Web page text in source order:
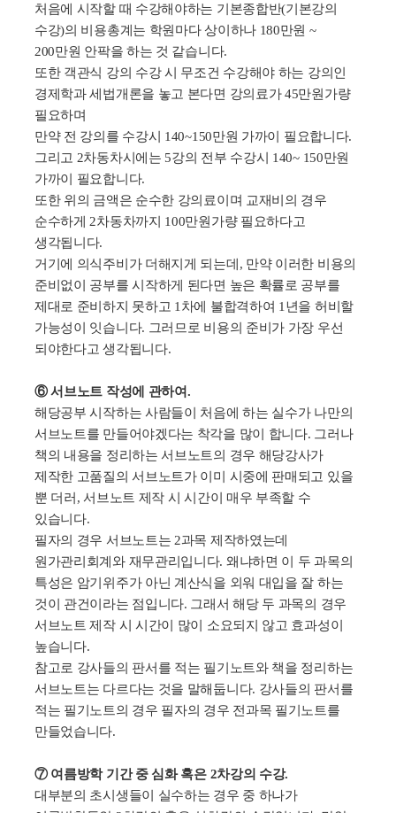
처음에 시작할 때 수강해야하는 기본종합반(기본강의
수강)의 비용총계는 학원마다 상이하나180만원 ~
200만원 안팍을 하는 것 같습니다.
또한 객관식 강의 수강 시 무조건 수강해야 하는 강의인
경제학과 세법개론을 놓고 본다면 강의료가45만원가량
필요하며
만약 전 강의를 수강시
140~150만원 가까이 필요합니다.
그리고 2차동차시에는 5강의 전부 수강시 140~ 150만원
가까이 필요합니다.
또한 위의 금액은 순수한 강의료이며 교재비의 경우
순수하게 2차동차까지 100만원가량 필요하다고
생각됩니다.
거기에 의식주비가 더해지게 되는데 , 만약 이러한 비용의
준비없이 공부를 시작하게 된다면 높은 확률로 공부를
제대로 준비하지 못하고 1 차에 불합격하여 1 년을 허비할
가능성이 잇습니다. 그러므로 비용의 준비가 가장 우선
되야한다고 생각됩니다.
⑥ 서브노트 작성에 관하여.
해당공부 시작하는 사람들이 처음에 하는 실수가 나만의
서브노트를 만들어야겠다는 착각을 많이 합니다. 그러나
책의 내용을 정리하는 서브노트의 경우 해당강사가
제작한 고품질의 서브노트가 이미 시중에 판매되고 있을
뿐 더러 ,서브노트 제작 시 시간이 매우 부족할 수
있습니다.
필자의 경우 서브노트는 2과목 제작하였는데
원가관리회계와 재무관리입니다. 왜냐하면 이 두 과목의
특성은 암기위주가 아닌 계산식을 외워 대입을 잘 하는
것이 관건이라는 점입니다. 그래서 해당 두 과목의 경우
서브노트 제작 시 시간이 많이 소요되지 않고 효과성이
높습니다.
참고로 강사들의 판서를 적는 필기노트와 책을 정리하는
서브노트는 다르다는 것을 말해둡니다. 강사들의 판서를
적는 필기노트의 경우 필자의 경우 전과목 필기노트를
만들었습니다.
⑦ 여름방학 기간 중 심화 혹은 2차강의 수강.
대부분의 초시생들이 실수하는 경우 중 하나가